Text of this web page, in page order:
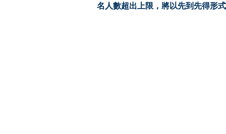
名人數超出上限，將以先到先得形